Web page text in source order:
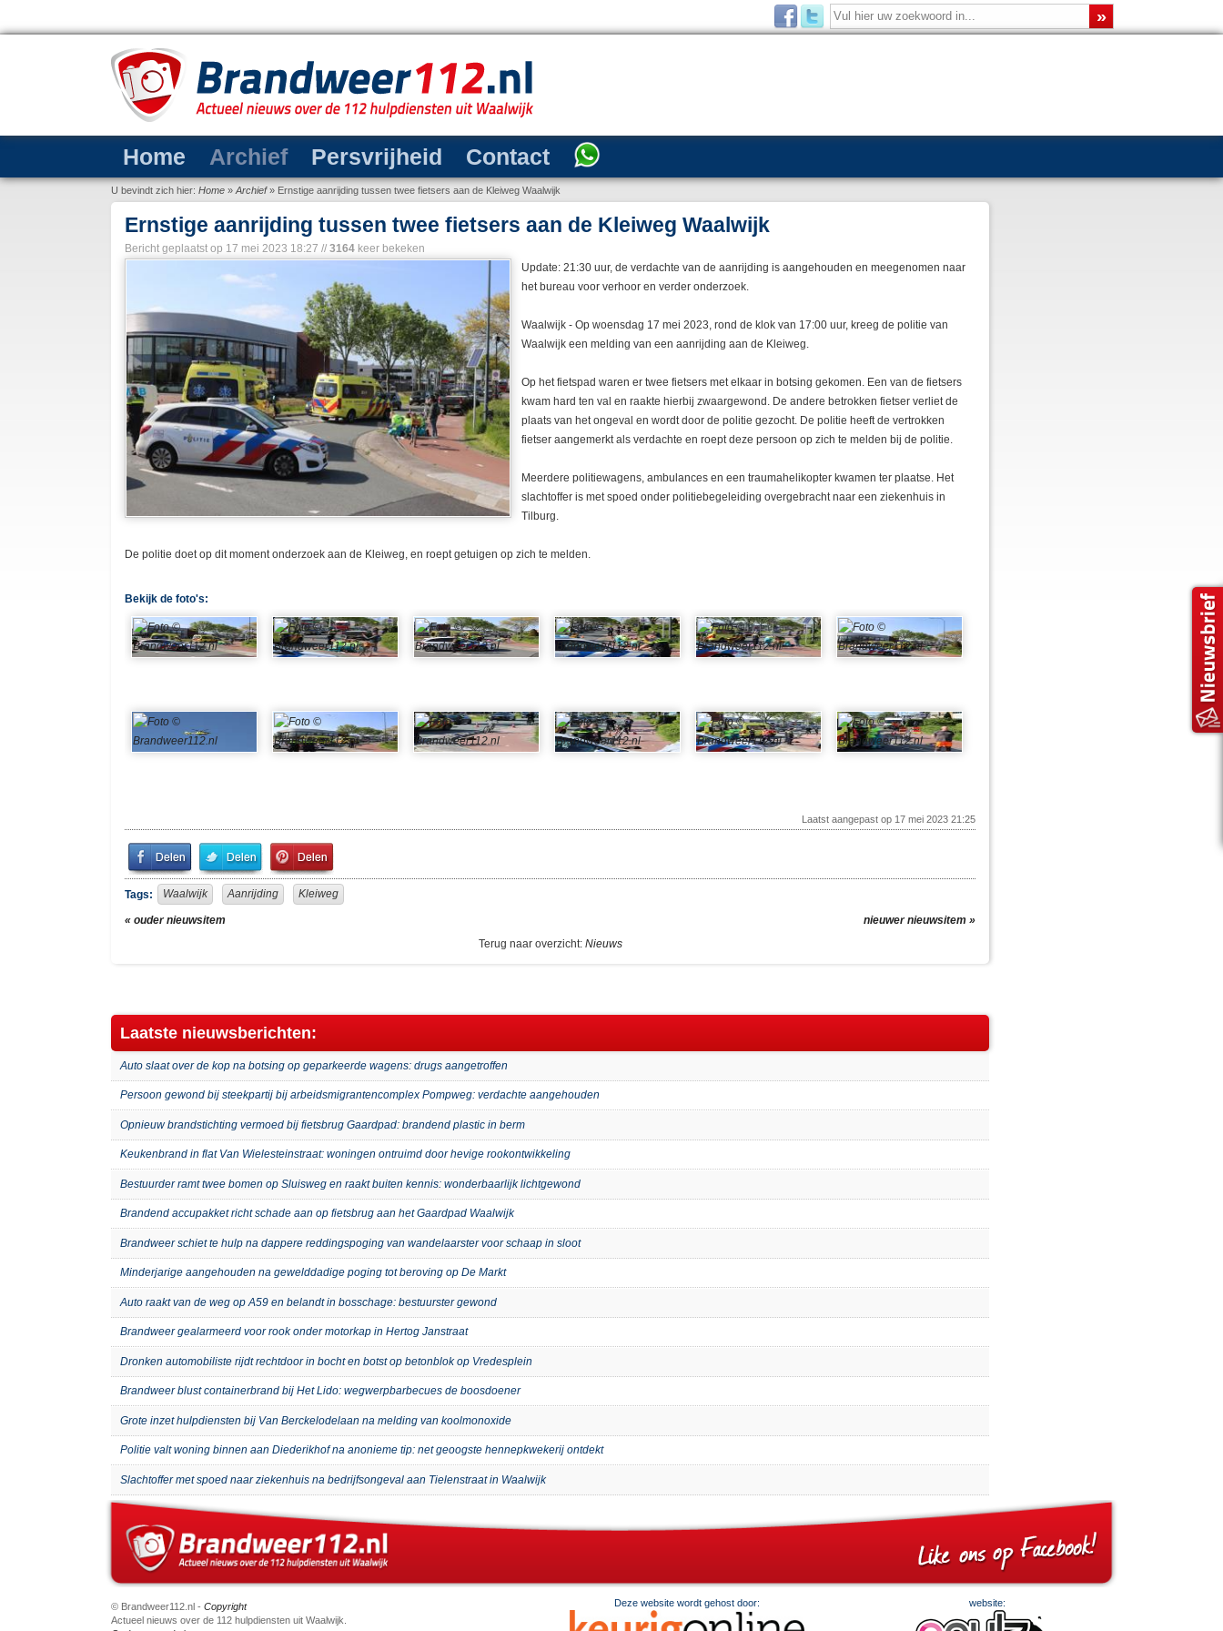
Home Archief Persvrijheid Contact
U bevindt zich hier: Home » Archief» Ernstige aanrijding tussen twee fietsers aan de Kleiweg Waalwijk
Ernstige aanrijding tussen twee fietsers aan de Kleiweg Waalwijk
Bericht geplaatst op 17 mei 2023 18:27 // 3164 keer bekeken
Update: 21:30 uur, de verdachte van de aanrijding is aangehouden en meegenomen naar
het bureau voor verhoor en verder onderzoek.
Waalwijk - Op woensdag 17 mei 2023, rond de klok van 17:00 uur, kreeg de politie van
Waalwijk een melding van een aanrijding aan de Kleiweg.
Op het fietspad waren er twee fietsers met elkaar in botsing gekomen. Een van de fietsers
kwam hard ten val en raakte hierbij zwaargewond. De andere betrokken fietser verliet de
plaats van het ongeval en wordt door de politie gezocht. De politie heeft de vertrokken
fietser aangemerkt als verdachte en roept deze persoon op zich te melden bij de politie.
Meerdere politiewagens, ambulances en een traumahelikopter kwamen ter plaatse. Het
slachtoffer is met spoed onder politiebegeleiding overgebracht naar een ziekenhuis in
Tilburg.
De politie doet op dit moment onderzoek aan de Kleiweg, en roept getuigen op zich te melden.
Bekijk de foto's:
Laatst aangepast op 17 mei 2023 21:25
Share
on
Facebook
Share
on
Twitter
Pin
It!
Tags:
Waalwijk Aanrijding Kleiweg
« ouder nieuwsitem
nieuwer nieuwsitem »
Terug naar overzicht: Nieuws
Laatste nieuwsberichten:
Auto slaat over de kop na botsing op geparkeerde wagens: drugs aangetroffen
Persoon gewond bij steekpartij bij arbeidsmigrantencomplex Pompweg: verdachte aangehouden
Opnieuw brandstichting vermoed bij fietsbrug Gaardpad: brandend plastic in berm
Keukenbrand in flat Van Wielesteinstraat: woningen ontruimd door hevige rookontwikkeling
Bestuurder ramt twee bomen op Sluisweg en raakt buiten kennis: wonderbaarlijk lichtgewond
Brandend accupakket richt schade aan op fietsbrug aan het Gaardpad Waalwijk
Brandweer schiet te hulp na dappere reddingspoging van wandelaarster voor schaap in sloot
Minderjarige aangehouden na gewelddadige poging tot beroving op De Markt
Auto raakt van de weg op A59 en belandt in bosschage: bestuurster gewond
Brandweer gealarmeerd voor rook onder motorkap in Hertog Janstraat
Dronken automobiliste rijdt rechtdoor in bocht en botst op betonblok op Vredesplein
Brandweer blust containerbrand bij Het Lido: wegwerpbarbecues de boosdoener
Grote inzet hulpdiensten bij Van Berckelodelaan na melding van koolmonoxide
Politie valt woning binnen aan Diederikhof na anonieme tip: net geoogste hennepkwekerij ontdekt
Slachtoffer met spoed naar ziekenhuis na bedrijfsongeval aan Tielenstraat in Waalwijk
© Brandweer112.nl - Copyright
Actueel nieuws over de 112 hulpdiensten uit Waalwijk.
Deze website wordt gehost door: website: